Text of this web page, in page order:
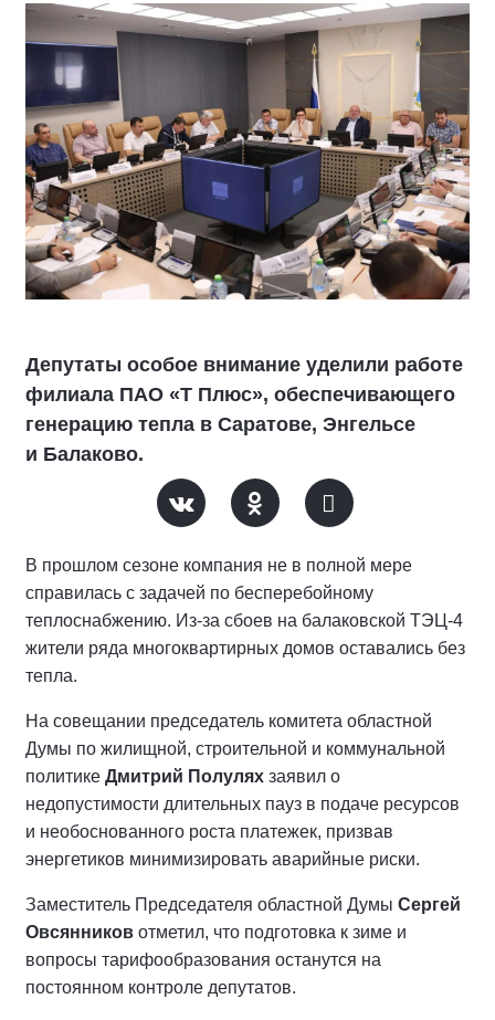
Депутаты особое внимание уделили работе
филиала ПАО «Т Плюс», обеспечивающего
генерацию тепла в Саратове, Энгельсе
и Балаково.
В прошлом сезоне компания не в полной мере
справилась с задачей по бесперебойному
теплоснабжению. Из-за сбоев на балаковской ТЭЦ-4
жители ряда многоквартирных домов оставались без
тепла.
На совещании председатель комитета областной
Думы по жилищной, строительной и коммунальной
политике Дмитрий Полулях заявил о
недопустимости длительных пауз в подаче ресурсов
и необоснованного роста платежек, призвав
энергетиков минимизировать аварийные риски.
Заместитель Председателя областной Думы Сергей
Овсянников отметил, что подготовка к зиме и
вопросы тарифообразования останутся на
постоянном контроле депутатов.